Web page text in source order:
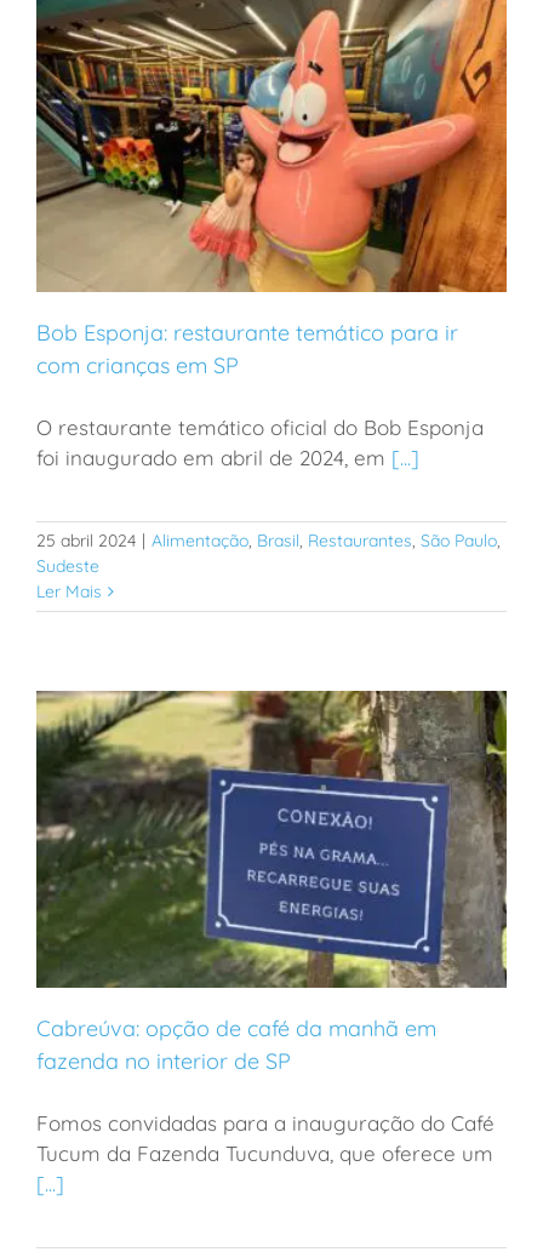
Bob Esponja: restaurante temático para ir com
crianças em SP
Bob Esponja: restaurante temático para ir
com crianças em SP
O restaurante temático oficial do Bob Esponja
foi inaugurado em abril de 2024, em [...]
25 abril 2024 | Alimentação, Brasil, Restaurantes, São Paulo,
Sudeste
Ler Mais
Cabreúva: opção de café da manhã em fazenda no
interior de SP
Cabreúva: opção de café da manhã em
fazenda no interior de SP
Fomos convidadas para a inauguração do Café
Tucum da Fazenda Tucunduva, que oferece um
[...]